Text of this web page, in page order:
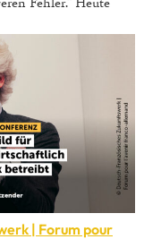
| Forum pour